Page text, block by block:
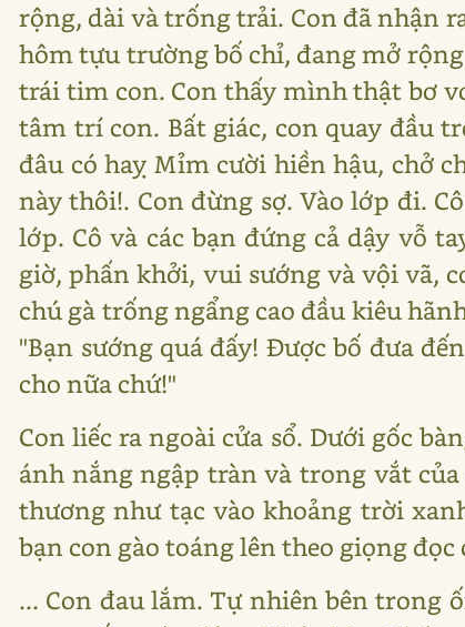
rộng, dài và trống trải. Con đã nhận
hôm tựu trường bố chỉ, đang mở
trái tim con. Con thấy mình thật bơ
tâm trí con. Bất giác, con quay đầu
đâu có haỵ Mỉm cười hiền hậu, chở
này thôi!. Con đừng sợ. Vào lớp đi.
lớp. Cô và các bạn đứng cả dậy vỗ
giờ, phấn khởi, vui sướng và vội vã,
chú gà trống ngẩng cao đầu kiêu
"Bạn sướng quá đấy! Được bố đưa
cho nữa chứ!"
Con liếc ra ngoài cửa sổ. Dưới gốc
ánh nắng ngập tràn và trong vắt
thương như tạc vào khoảng trời
bạn con gào toáng lên theo giọng đọc
... Con đau lắm. Tự nhiên bên trong